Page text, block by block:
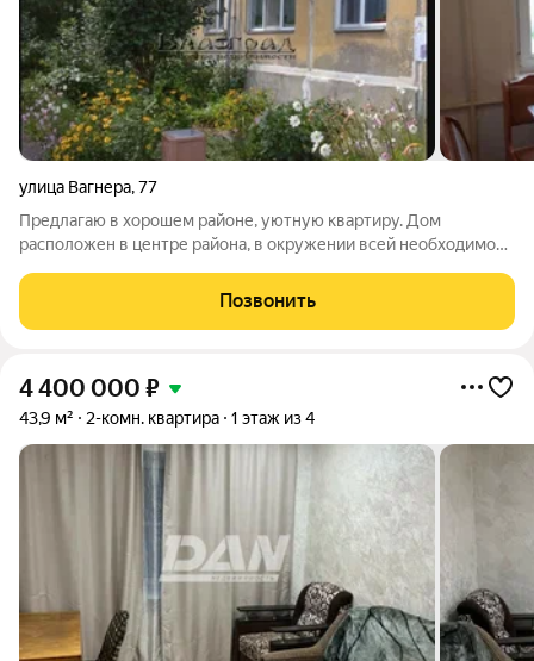
улица Вагнера,77
Предлагаю в хорошем районе, уютную квартиру. Дом
расположен в центре района, в окружении всей необходимой
свежий ремонт. Есть возвожность сделать квартиру для себя,
а не переплачивать за чужой
Позвонить
4 400 000 ₽
43,9 м² 2-комн. квартира 1 этаж из 4